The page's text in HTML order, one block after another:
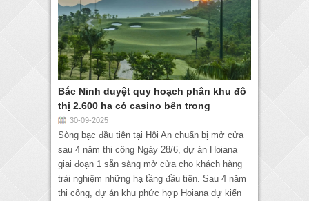
Bắc Ninh duyệt quy hoạch phân khu đô
thị 2.600 ha có casino bên trong
30-09-2025
Sòng bạc đầu tiên tại Hội An chuẩn bị mở cửa
sau 4 năm thi công Ngày 28/6, dự án Hoiana
giai đoạn 1 sẵn sàng mở cửa cho khách hàng
trải nghiệm những hạ tầng đầu tiên. Sau 4 năm
thi công, dự án khu phức hợp Hoiana dự kiến